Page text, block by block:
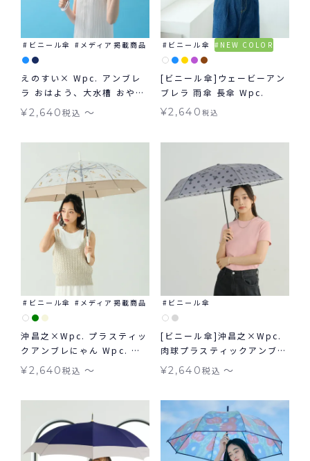
ビニール傘 メディア掲載商品
えのすい× Wpc. アンブレ
ラ おはよう、大水槽 おやす
み 、くらげ 新江ノ島水族館
Wpc. ビニール傘 長傘 折り
¥2,640税込 〜
ビニール傘 NEW COLOR
[ビニール傘]ウェービーアン
ブレラ 雨傘 長傘 Wpc.
¥2,640 税込
ビニール傘 メディア掲載商品
沖昌之×Wpc. プラスティッ
クアンブレにゃん Wpc. ビ
ニール傘
¥2,640税込 〜
ビニール傘
[ビニール傘]沖昌之×Wpc.
肉球プラスティックアンブレ
にゃん ドット 雨傘 長傘 折
¥2,640税込 〜